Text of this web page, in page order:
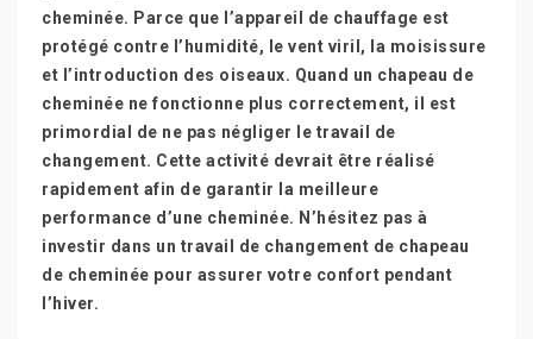
cheminée. Parce que l’appareil de chauffage est
protégé contre l’humidité, le vent viril, la moisissure
et l’introduction des oiseaux. Quand un chapeau de
cheminée ne fonctionne plus correctement, il est
primordial de ne pas négliger le travail de
changement. Cette activité devrait être réalisé
rapidement afin de garantir la meilleure
performance d’une cheminée. N’hésitez pas à
investir dans un travail de changement de chapeau
de cheminée pour assurer votre confort pendant
l’hiver.